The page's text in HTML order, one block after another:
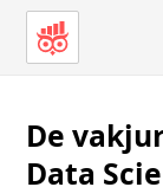
De
Data